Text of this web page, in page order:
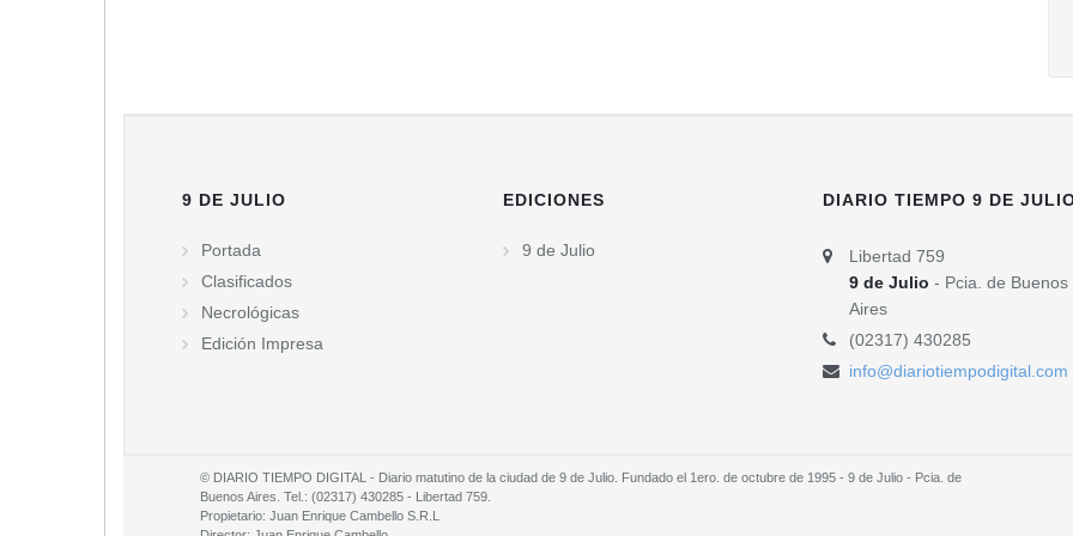
9 DE JULIO
Portada
Clasificados
Necrológicas
Edición Impresa
EDICIONES
9 de Julio
DIARIO TIEMPO 9 DE
Libertad 759
9 de Julio - Pcia. de Buenos
Aires
(02317) 430285
info@diariotiempodigital.com
© DIARIO TIEMPO DIGITAL - Diario matutino de la ciudad de 9 de Julio. Fundado el 1ero. de octubre de 1995 - 9 de Julio - Pcia. de
Buenos Aires. Tel.: (02317) 430285 - Libertad 759.
Propietario: Juan Enrique Cambello S.R.L